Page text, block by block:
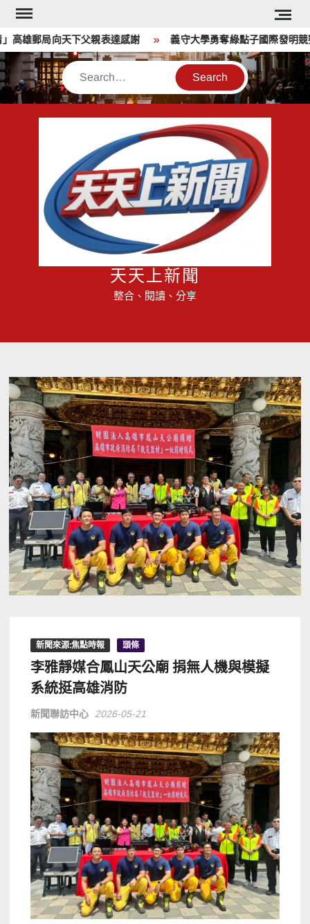
Skip
content
雄郵局向天下父親表達感謝 義守大學勇奪綠點子國際發明競賽
Search
天天上新聞
整合、閱讀、分享
新聞來源:焦點時報 頭條
李雅靜媒合鳳山天公廟 捐無人機與模擬
系統挺高雄消防
新聞聯訪中心 2026-05-21